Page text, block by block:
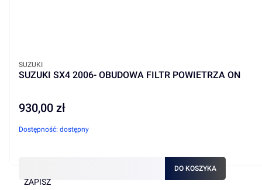
SUZUKI SX4 2006- OBUDOWA FILTR POWIETRZA ON
PRODUCENT
SUZUKI
Cena
930,00 zł
Dostępność: dostępny
ZAPISZ
DO KOSZYKA